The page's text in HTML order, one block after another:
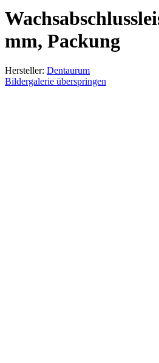
mm, Packung
Hersteller: Dentaurum
Bildergalerie überspringen